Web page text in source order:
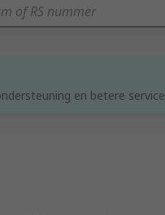
en betere